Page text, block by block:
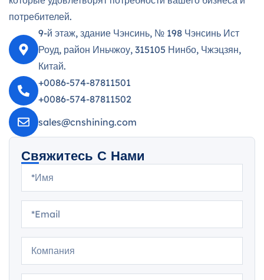
потребителей.
9-й этаж, здание Чэнсинь, № 198 Чэнсинь Ист
Роуд, район Иньчжоу, 315105 Нинбо, Чжэцзян,
Китай.
+0086-574-87811501
+0086-574-87811502
sales@cnshining.com
Свяжитесь С Нами